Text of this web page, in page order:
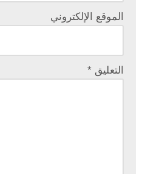
الموقع الإلكتروني
التعليق *